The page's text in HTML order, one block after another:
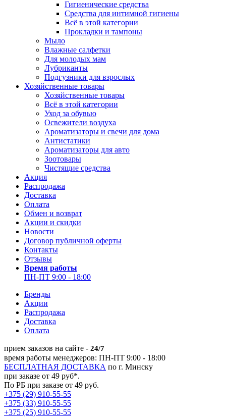
Гигиенические средства
Средства для интимной гигиены
Всё в этой категории
Прокладки и тампоны
Мыло
Влажные салфетки
Для молодых мам
Лубриканты
Подгузники для взрослых
Хозяйственные товары
Хозяйственные товары
Всё в этой категории
Уход за обувью
Освежители воздуха
Ароматизаторы и свечи для дома
Антистатики
Ароматизаторы для авто
Зоотовары
Чистящие средства
Акция
Распродажа
Доставка
Оплата
Обмен и возврат
Акции и скидки
Новости
Договор публичной оферты
Контакты
Отзывы
Время работы
ПН-ПТ 9:00 - 18:00
Бренды
Акции
Распродажа
Доставка
Оплата
прием заказов на сайте - 24/7
время работы менеджеров: ПН-ПТ 9:00 - 18:00
БЕСПЛАТНАЯ ДОСТАВКА по г. Минску
при заказе от 49 руб*.
По РБ при заказе от 49 руб.
+375 (29) 910-55-55
+375 (33) 910-55-55
+375 (25) 910-55-55